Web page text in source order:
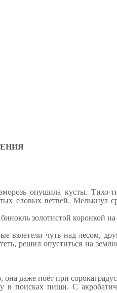
опушила кусты. Тихо-
еловых ветвей. Мелькнул
золотистой коронкой на
взлетели чуть над лесом,
решил опуститься на
даже поёт при
поисках пищи. С